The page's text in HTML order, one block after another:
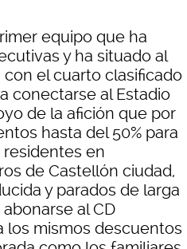
equipo que ha
y ha situado al
el cuarto clasificado
conectarse al Estadio
de la afición que por
hasta del 50% para
en
de Castellón ciudad,
y parados de larga
al CD
los mismos descuentos